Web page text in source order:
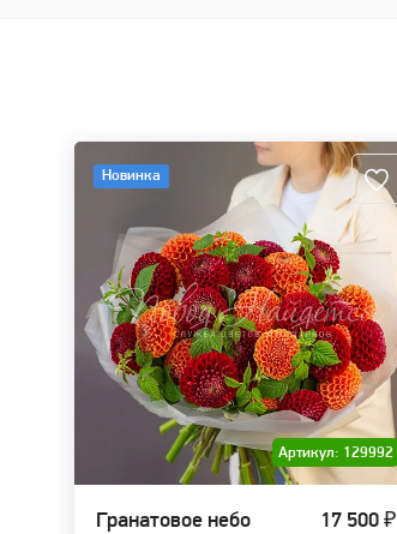
Новинка
Артикул: 129992
Гранатовое небо 17 500 ₽